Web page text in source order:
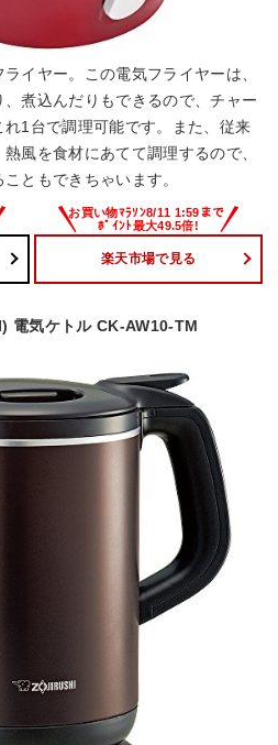
イヤー。この電気フライヤーは、
煮込んだりもできるので、チャー
1台で調理可能です。また、従来
風を食材にあてて調理するので、
ともできちゃいます。
楽天市場で見る
電気ケトル CK-AW10-TM